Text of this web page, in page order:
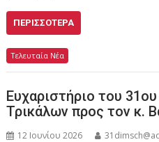
ΠΕΡΙΣΣΌΤΕΡΑ
Τελευταία Νέα
Ευχαριστήριο του
Τρικάλων προς τον κ.
12 Ιουνίου 2026